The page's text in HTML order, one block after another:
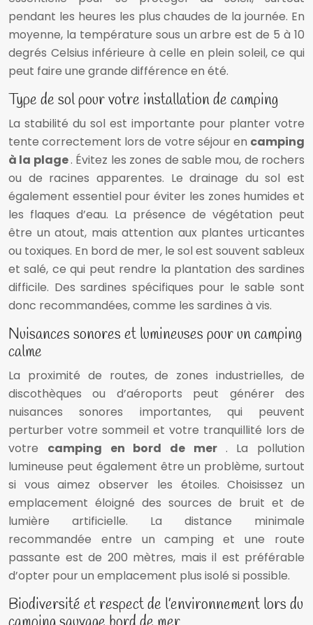
pendant les heures les plus chaudes de la journée. En
moyenne, la température sous un arbre est de 5 à 10
degrés Celsius inférieure à celle en plein soleil, ce qui
peut faire une grande différence en été.
Type de sol pour votre installation de camping
La stabilité du sol est importante pour planter votre
tente correctement lors de votre séjour en camping
à la plage. Évitez les zones de sable mou, de rochers
ou de racines apparentes. Le drainage du sol est
également essentiel pour éviter les zones humides et
les flaques d’eau. La présence de végétation peut
être un atout, mais attention aux plantes urticantes
ou toxiques. En bord de mer, le sol est souvent sableux
et salé, ce qui peut rendre la plantation des sardines
difficile. Des sardines spécifiques pour le sable sont
donc recommandées, comme les sardines à vis.
Nuisances sonores et lumineuses pour un camping
calme
La proximité de routes, de zones industrielles, de
discothèques ou d’aéroports peut générer des
nuisances sonores importantes, qui peuvent
perturber votre sommeil et votre tranquillité lors de
votre camping en bord de mer . La pollution
lumineuse peut également être un problème, surtout
si vous aimez observer les étoiles. Choisissez un
emplacement éloigné des sources de bruit et de
lumière artificielle. La distance minimale
recommandée entre un camping et une route
passante est de 200 mètres, mais il est préférable
d’opter pour un emplacement plus isolé si possible.
Biodiversité et respect de l’environnement lors du